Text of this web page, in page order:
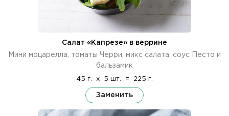
Салат «Капрезе» в веррине
Мини моцарелла, томаты Черри, микс салата, соус Песто и
бальзамик
45 г. x 5 шт. = 225 г.
Заменить